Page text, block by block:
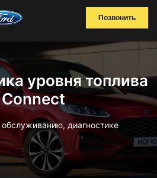
Позвонить
уровня топлива
диагностике